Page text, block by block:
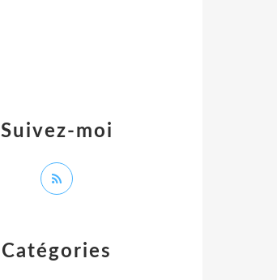
Catégories
Suivez-moi